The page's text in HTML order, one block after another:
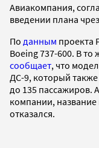
Авиакомпания,
введении плана
По данным проекта
Boeing 737-600. В то
сообщает, что
ДС-9, который
до 135 пассажиров.
компании,
отказался.